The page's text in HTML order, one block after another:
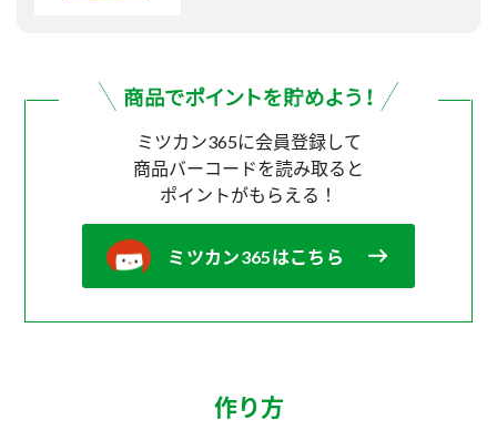
ミツカン365に会員登録して
商品バーコードを読み取ると
ポイントがもらえる！
ミツカン365はこちら
作り方